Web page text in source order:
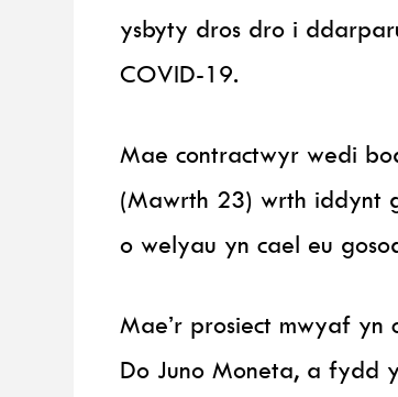
ysbyty dros dro i
COVID-19.
Mae contractwyr wedi
(Mawrth 23) wrth iddynt
o welyau yn cael eu
Mae’r prosiect mwyaf
Do Juno Moneta, a fydd